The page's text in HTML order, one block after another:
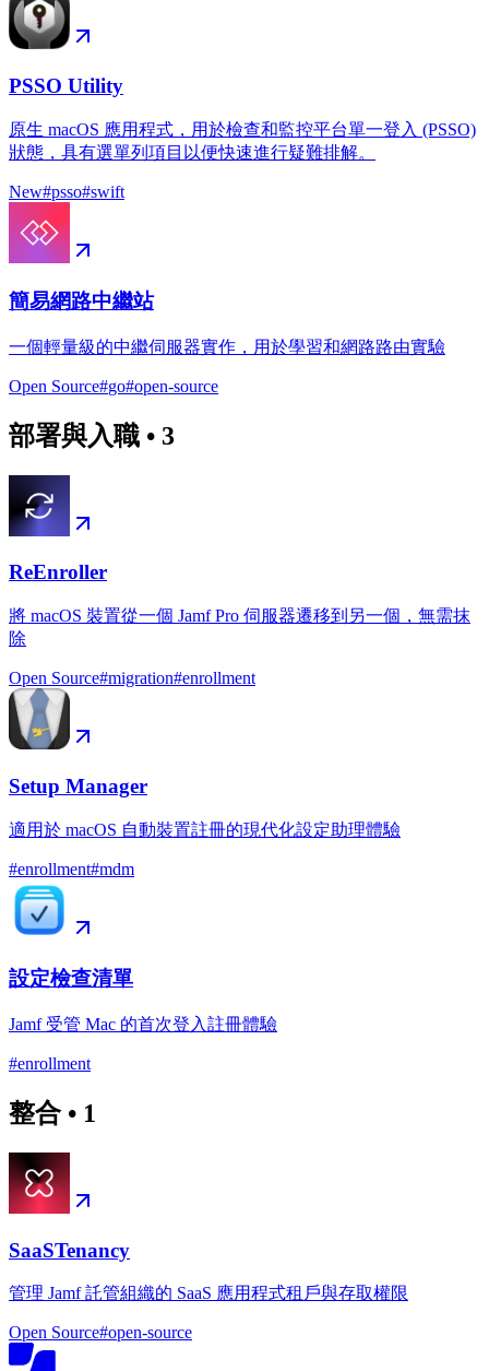
PSSO Utility
原生 macOS 應用程式，用於檢查和監控平台單一登入 (PSSO)
狀態，具有選單列項目以便快速進行疑難排解。
New#psso#swift
簡易網路中繼站
一個輕量級的中繼伺服器實作，用於學習和網路路由實驗
Open Source#go#open-source
部署與入職 • 3
ReEnroller
將 macOS 裝置從一個 Jamf Pro 伺服器遷移到另一個，無需抹
除
Open Source#migration#enrollment
Setup Manager
適用於 macOS 自動裝置註冊的現代化設定助理體驗
#enrollment#mdm
設定檢查清單
Jamf 受管 Mac 的首次登入註冊體驗
#enrollment
整合• 1
SaaSTenancy
管理 Jamf 託管組織的 SaaS 應用程式租戶與存取權限
Open Source#open-source